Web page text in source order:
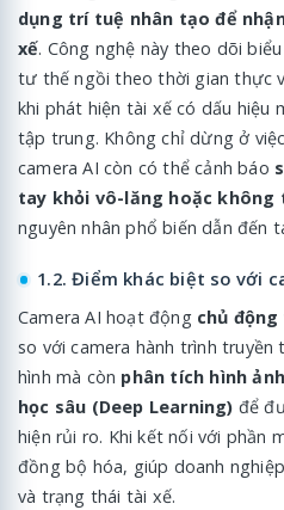
dụng trí tuệ nhân tạo để
xế. Công nghệ này theo dõi
tư thế ngồi theo thời gian thực
khi phát hiện tài xế có dấu hiệu
tập trung. Không chỉ dừng ở
camera AI còn có thể cảnh báo
tay khỏi vô-lăng hoặc không
nguyên nhân phổ biến dẫn đến
1.2. Điểm khác biệt so với
Camera AI hoạt động chủ
so với camera hành trình
hình mà còn phân tích hình
học sâu (Deep Learning) để
hiện rủi ro. Khi kết nối với phần
đồng bộ hóa, giúp doanh
và trạng thái tài xế.